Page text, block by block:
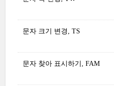
문자 크기 변경, TS
문자 찾아 표시하기, FAM